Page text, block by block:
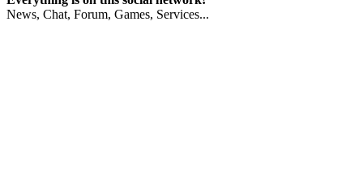
News, Chat, Forum, Games, Services...